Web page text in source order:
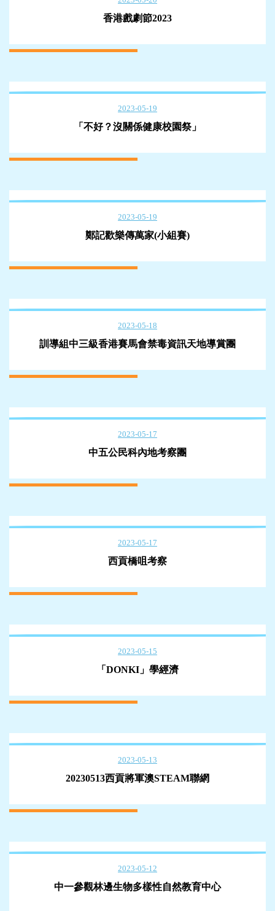
香港戲劇節2023
2023-05-19
「不好？沒關係健康校園祭」
2023-05-19
鄭記歡樂傳萬家(小組賽)
2023-05-18
訓導組中三級香港賽馬會禁毒資訊天地導賞團
2023-05-17
中五公民科內地考察團
2023-05-17
西貢橋咀考察
2023-05-15
「DONKI」學經濟
2023-05-13
20230513西貢將軍澳STEAM聯網
2023-05-12
中一參觀林邊生物多樣性自然教育中心